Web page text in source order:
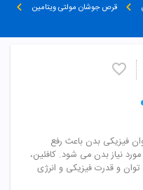
قرص جوشان مولتی ویتامین
فیزیکی بدن باعث رفع
نیاز بدن می شود. کافئین،
توان و قدرت فیزیکی و انرژی